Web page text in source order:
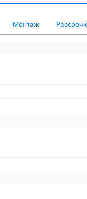
Монтаж